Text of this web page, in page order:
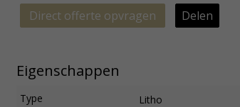
Direct offerte opvragen Delen
Eigenschappen
Type Litho